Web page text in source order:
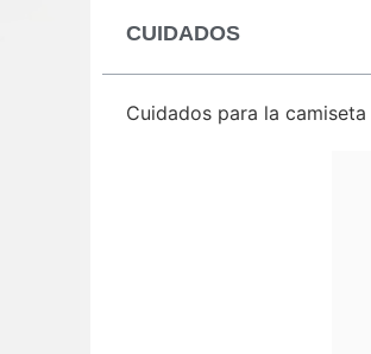
CUIDADOS
Cuidados para la camiseta